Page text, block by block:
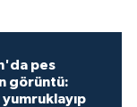
pes
görüntü: